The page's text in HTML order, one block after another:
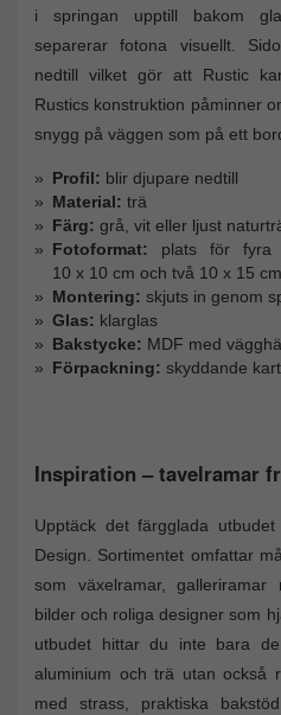
i springan upptill bakom
separerar fotona visuellt.
nedtill vilket gör att Rustic
Rustics konstruktion påminner
snygg på väggen som på ett
Profil: blir djupare nedtill
Material: trä
Färg: grå, vit eller ljust
Fotoformat: plats för fyra
10 x 10 cm och två 10 x 15
Montering: skjuts in genom
Glas: klarglas
Bakstycke: MDF med
Förpackning: skyddande
Inspiration – tavelramar
Upptäck det färgglada
Design. Sortimentet omfattar
som växelramar,
bilder och roliga designer som
utbudet hittar du inte bara de
aluminium och trä utan också
med strass, praktiska